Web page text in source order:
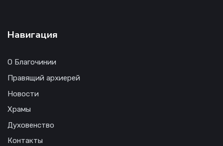
Навигация
О Благочинии
Правящий архиерей
Новости
Храмы
Духовенство
Контакты